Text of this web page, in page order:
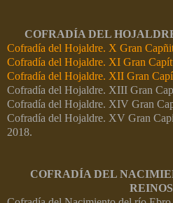
COFRADÍA DEL
Cofradía del Hojaldre. X Gran
Cofradía del Hojaldre. XI Gran
Cofradía del Hojaldre. XII Gran
Cofradía del Hojaldre. XIII Gran
Cofradía del Hojaldre. XIV Gran
Cofradía del Hojaldre. XV Gran
2018.
COFRADÍA DEL